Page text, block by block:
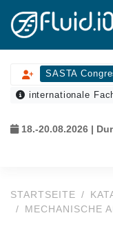
SASTA
internationale
18.-20.08.2026 |
STARTSEITE
MECHANISCHE